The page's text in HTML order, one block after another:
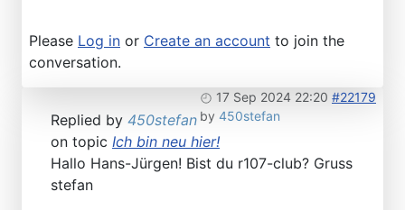
Please Log in or Create an account to join the
conversation.
17 Sep 2024 22:20 #22179
by 450stefan
Replied by 450stefan
on topic Ich bin neu hier!
Hallo Hans-Jürgen! Bist du r107-club? Gruss
stefan